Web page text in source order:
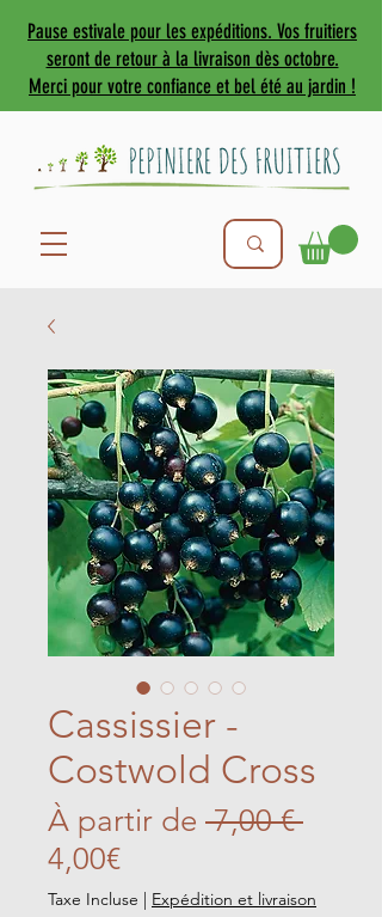
Pause estivale pour les expéditions. Vos fruitiers
seront de retour à la livraison dès octobre.
Merci pour votre confiance et bel été au jardin !
Cassissier -
Costwold Cross
À partir de 7,00 € Prix
4,00€Prix
promotionnel
Taxe Incluse Expédition et livraison